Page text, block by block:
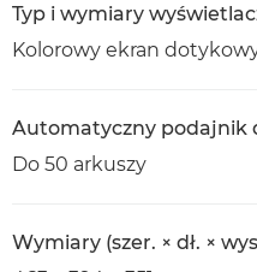
Typ i wymiary
Kolorowy ekran
Automatyczny podajnik
Do 50 arkuszy
Wymiary (szer. × dł. ×